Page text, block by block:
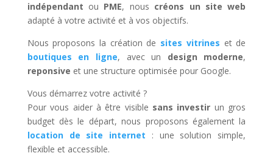
indépendant ou PME, nous créons un site web
adapté à votre activité et à vos objectifs.
Nous proposons la création de sites vitrines et de
boutiques en ligne, avec un design moderne,
reponsive et une structure optimisée pour Google.
Vous démarrez votre activité ?
Pour vous aider à être visible sans investir un gros
budget dès le départ, nous proposons également la
location de site internet : une solution simple,
flexible et accessible.